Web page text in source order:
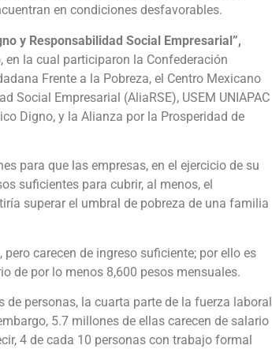
en condiciones desfavorables.
y Responsabilidad Social Empresarial”,
en la cual participaron la Confederación
Frente a la Pobreza, el Centro Mexicano
Social Empresarial (AliaRSE), USEM UNIAPAC
Digno, y la Alianza por la Prosperidad de
para que las empresas, en el ejercicio de su
suficientes para cubrir, al menos, el
superar el umbral de pobreza de una familia
carecen de ingreso suficiente; por ello es
de por lo menos 8,600 pesos mensuales.
personas, la cuarta parte de la fuerza laboral
5.7 millones de ellas carecen de salario
4 de cada 10 personas con trabajo formal